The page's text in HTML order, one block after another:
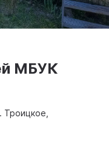
МБУК
Троицкое,